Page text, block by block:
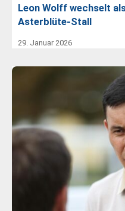
Leon Wolff wechselt
Asterblüte-Stall
29. Januar 2026